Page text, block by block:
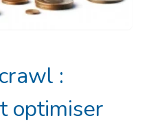
:
optimiser